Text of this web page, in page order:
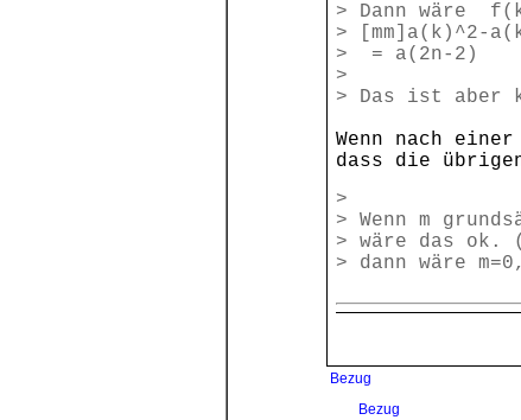
> Dann wäre
> [mm]a(k)^2-
> = a(2n-2)
>
> Das ist aber
Wenn nach
dass die
>
> Wenn m
> wäre das ok.
> dann wäre
Bezug
Bezug